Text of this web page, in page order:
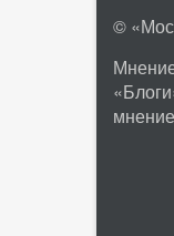
©